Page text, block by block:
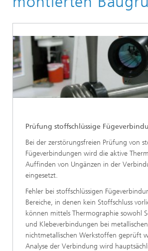
Thermographie
Prüfung stoffschlüssige
Bei der zerstörungsfreien Prüfung von
Fügeverbindungen wird die aktive
Auffinden von Ungänzen in der
eingesetzt.
Fehler bei stoffschlüssigen
Bereiche, in denen kein Stoffschluss
können mittels Thermographie sowohl
und Klebeverbindungen bei
nichtmetallischen Werkstoffen geprüft
Analyse der Verbindung wird